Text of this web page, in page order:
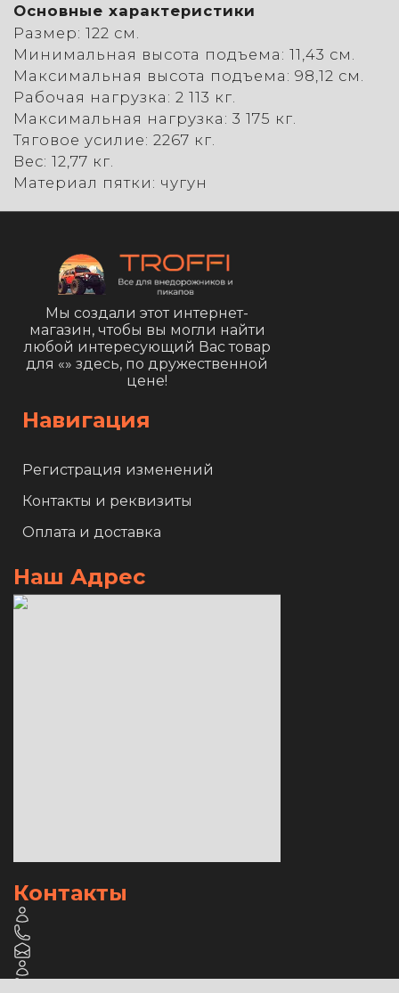
Основные характеристики
Размер: 122 см.
Минимальная высота подъема: 11,43 см.
Максимальная высота подъема: 98,12 см.
Рабочая нагрузка: 2 113 кг.
Максимальная нагрузка: 3 175 кг.
Тяговое усилие: 2267 кг.
Вес: 12,77 кг.
Материал пятки: чугун
Мы создали этот интернет-
магазин, чтобы вы могли найти
любой интересующий Вас товар
для «» здесь, по дружественной
цене!
Навигация
Регистрация изменений
Контакты и реквизиты
Оплата и доставка
Наш Адрес
Контакты